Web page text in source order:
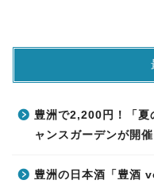
豊洲で2,200円！「夏
ャンスガーデンが開
豊洲の日本酒「豊酒